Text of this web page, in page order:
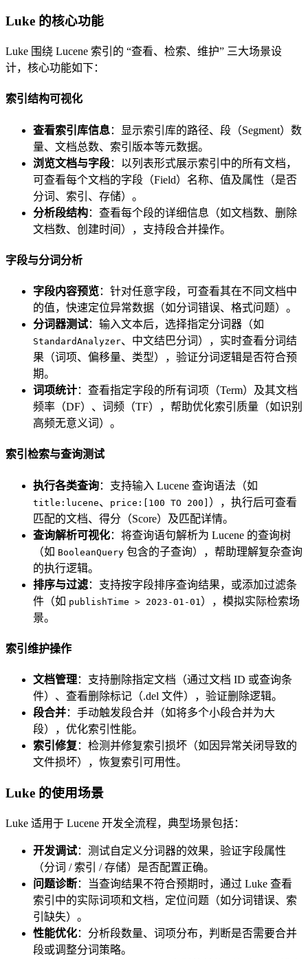
Luke 的核心功能
Luke 围绕 Lucene 索引的 “查看、检索、维护” 三大场景设
计，核心功能如下：
索引结构可视化
查看索引库信息：显示索引库的路径、段（Segment）数
量、文档总数、索引版本等元数据。
浏览文档与字段：以列表形式展示索引中的所有文档，
可查看每个文档的字段（Field）名称、值及属性（是否
分词、索引、存储）。
分析段结构：查看每个段的详细信息（如文档数、删除
文档数、创建时间），支持段合并操作。
字段与分词分析
字段内容预览：针对任意字段，可查看其在不同文档中
的值，快速定位异常数据（如分词错误、格式问题）。
分词器测试：输入文本后，选择指定分词器（如
StandardAnalyzer、中文结巴分词），实时查看分词结
果（词项、偏移量、类型），验证分词逻辑是否符合预
期。
词项统计：查看指定字段的所有词项（Term）及其文档
频率（DF）、词频（TF），帮助优化索引质量（如识别
高频无意义词）。
索引检索与查询测试
执行各类查询：支持输入 Lucene 查询语法（如
title:lucene、 price:[100 TO 200] ），执行后可查看
匹配的文档、得分（Score）及匹配详情。
查询解析可视化：将查询语句解析为 Lucene 的查询树
（如 BooleanQuery 包含的子查询），帮助理解复杂查询
的执行逻辑。
排序与过滤：支持按字段排序查询结果，或添加过滤条
件（如 publishTime > 2023-01-01 ），模拟实际检索场
景。
索引维护操作
文档管理：支持删除指定文档（通过文档 ID 或查询条
件）、查看删除标记（.del 文件），验证删除逻辑。
段合并：手动触发段合并（如将多个小段合并为大
段），优化索引性能。
索引修复 ：检测并修复索引损坏（如因异常关闭导致的
文件损坏），恢复索引可用性。
Luke 的使用场景
Luke 适用于 Lucene 开发全流程，典型场景包括：
开发调试：测试自定义分词器的效果，验证字段属性
（分词 / 索引 / 存储）是否配置正确。
问题诊断：当查询结果不符合预期时，通过 Luke 查看
索引中的实际词项和文档，定位问题（如分词错误、索
引缺失）。
性能优化：分析段数量、词项分布，判断是否需要合并
段或调整分词策略。